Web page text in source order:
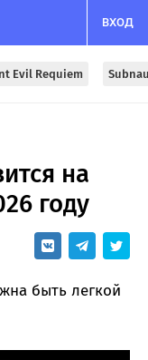
ВХОД
Evil Requiem
на
году
быть легкой